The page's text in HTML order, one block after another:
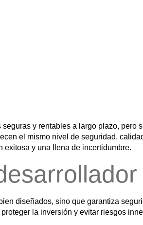
y rentables a largo plazo, pero
el mismo nivel de seguridad,
exitosa y una llena de incertidumbre.
diseñados, sino que garantiza
la inversión y evitar riesgos